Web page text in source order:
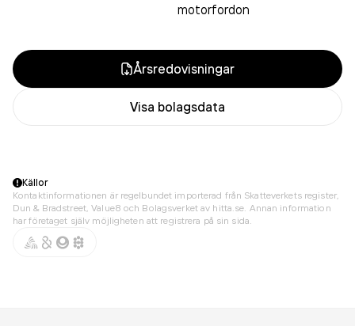
motorfordon
Årsredovisningar
Visa bolagsdata
Källor
Kontaktinformationen är regelbundet importerad från Skatteverkets register,
Dun & Bradstreet, Value8 och Bolagsverket av hitta.se. Annan information
har företaget själv möjligheten att registrera på sin sida.